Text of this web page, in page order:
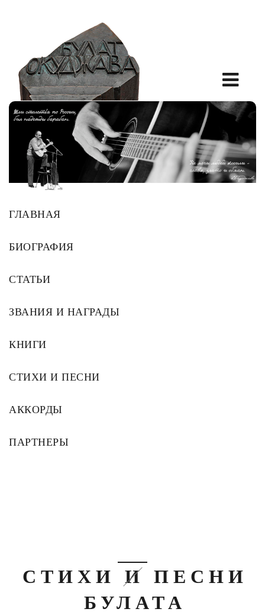
ГЛАВНАЯ
БИОГРАФИЯ
СТАТЬИ
ЗВАНИЯ И НАГРАДЫ
КНИГИ
СТИХИ И ПЕСНИ
АККОРДЫ
ПАРТНЕРЫ
СТИХИ И ПЕСНИ
БУЛАТА